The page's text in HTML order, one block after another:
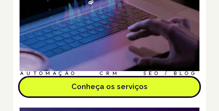
AUTOMAÇÃO CRM SEO / BLOG
Conheça os serviços